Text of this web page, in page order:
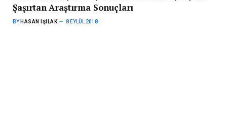
Şaşırtan Araştırma Sonuçları
BY HASAN IŞILAK 8 EYLÜL 2018